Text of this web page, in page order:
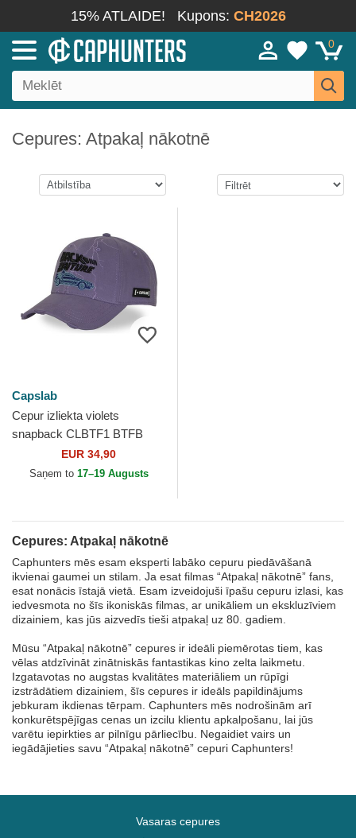
15% ATLAIDE! Kupons: CH2026
0
Cepures: Atpakaļ nākotnē
Capslab
Cepur izliekta violets
snapback CLBTF1 BTFB
DMC DeLorean Atpakaļ
nākotnē no Capslab
EUR 34,90
Saņem to 17–19 Augusts
Cepures: Atpakaļ nākotnē
Caphunters mēs esam eksperti labāko cepuru piedāvāšanā
ikvienai gaumei un stilam. Ja esat filmas “Atpakaļ nākotnē” fans,
esat nonācis īstajā vietā. Esam izveidojuši īpašu cepuru izlasi, kas
iedvesmota no šīs ikoniskās filmas, ar unikāliem un ekskluzīviem
dizainiem, kas jūs aizvedīs tieši atpakaļ uz 80. gadiem.
Mūsu “Atpakaļ nākotnē” cepures ir ideāli piemērotas tiem, kas
vēlas atdzīvināt zinātniskās fantastikas kino zelta laikmetu.
Izgatavotas no augstas kvalitātes materiāliem un rūpīgi
izstrādātiem dizainiem, šīs cepures ir ideāls papildinājums
jebkuram ikdienas tērpam. Caphunters mēs nodrošinām arī
konkurētspējīgas cenas un izcilu klientu apkalpošanu, lai jūs
varētu iepirkties ar pilnīgu pārliecību. Negaidiet vairs un
iegādājieties savu “Atpakaļ nākotnē” cepuri Caphunters!
Vasaras cepures